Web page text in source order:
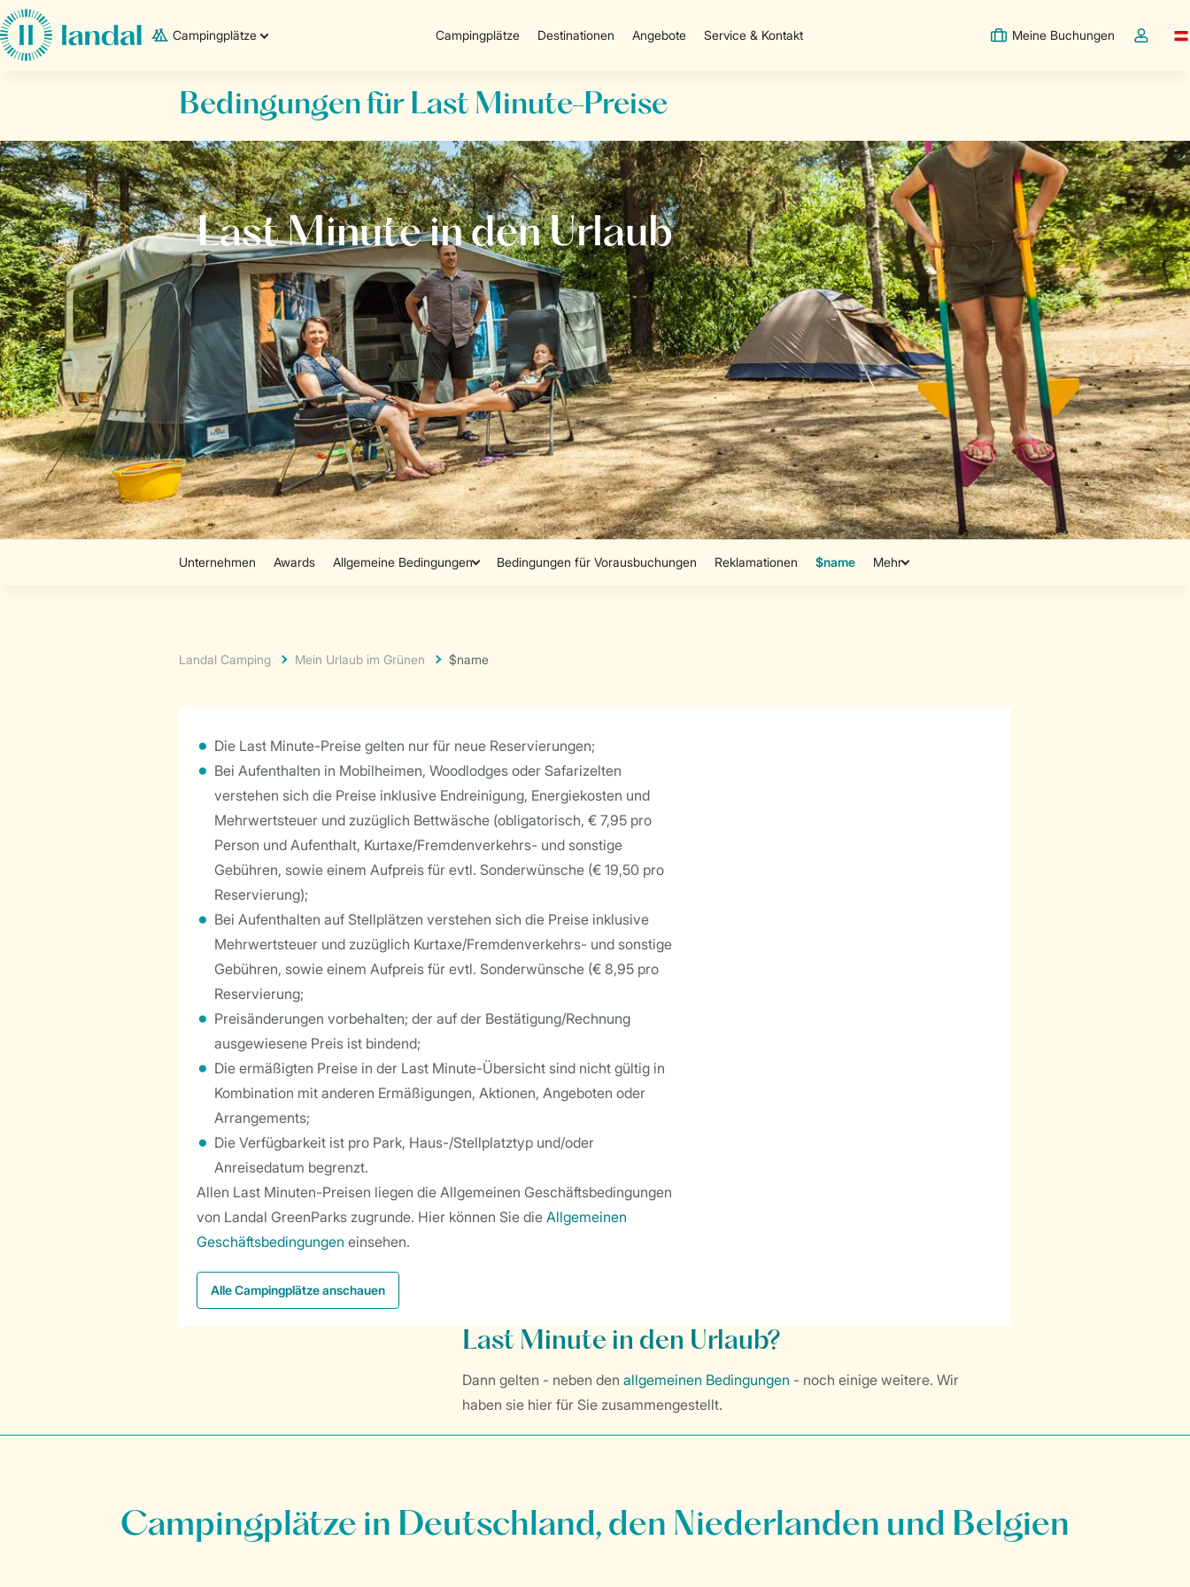
Campingplätze Campingplätze Destinationen Angebote Service & Kontakt Meine Buchungen
Bedingungen für Last Minute-Preise
Last Minutein den Urlaub
Landal Camping Mein Urlaub im Grünen $name
Die Last Minute-Preise gelten nur für neue Reservierungen;
Bei Aufenthalten in Mobilheimen, Woodlodges oder Safarizelten
verstehen sich die Preise inklusive Endreinigung, Energiekosten und
Mehrwertsteuer und zuzüglich Bettwäsche (obligatorisch, € 7,95 pro
Person und Aufenthalt, Kurtaxe/Fremdenverkehrs- und sonstige
Gebühren, sowie einem Aufpreis für evtl. Sonderwünsche (€ 19,50 pro
Reservierung);
Bei Aufenthalten auf Stellplätzen verstehen sich die Preise inklusive
Mehrwertsteuer und zuzüglich Kurtaxe/Fremdenverkehrs- und sonstige
Gebühren, sowie einem Aufpreis für evtl. Sonderwünsche (€ 8,95 pro
Reservierung;
Preisänderungen vorbehalten; der auf der Bestätigung/Rechnung
ausgewiesene Preis ist bindend;
Die ermäßigten Preise in der Last Minute-Übersicht sind nicht gültig in
Kombination mit anderen Ermäßigungen, Aktionen, Angeboten oder
Arrangements;
Die Verfügbarkeit ist pro Park, Haus-/Stellplatztyp und/oder
Anreisedatum begrenzt.
Allen Last Minuten-Preisen liegen die Allgemeinen Geschäftsbedingungen
von Landal GreenParks zugrunde. Hier können Sie die Allgemeinen
Geschäftsbedingungen einsehen.
Alle Campingplätze anschauen
Last Minutein den Urlaub?
Dann gelten - neben den allgemeinen Bedingungen - noch einige weitere. Wir
haben sie hier für Sie zusammengestellt.
Campingplätze in Deutschland, den Niederlanden und Belgien